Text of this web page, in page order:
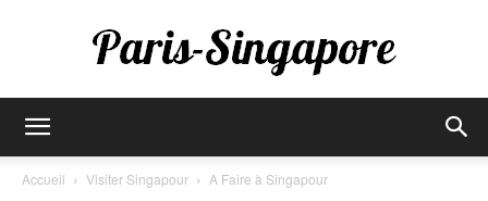
Accueil Visiter Singapour A Faire à Singapour